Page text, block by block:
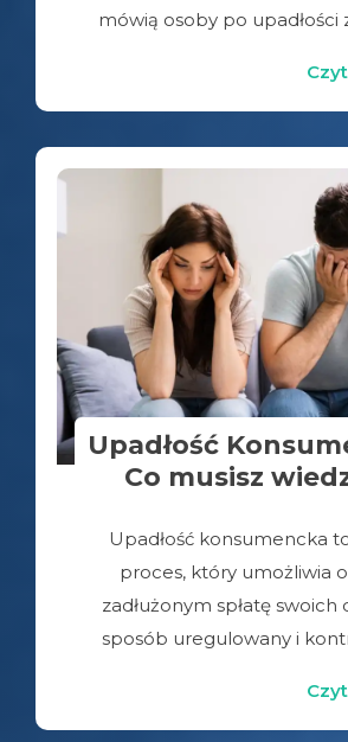
mówią osoby po upadłości
Upadłość
Co musisz
Upadłość konsumencka
proces, który umożliwia
zadłużonym spłatę swoich
sposób uregulowany i